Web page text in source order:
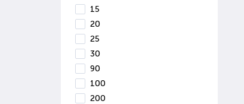
15
20
25
30
90
100
200